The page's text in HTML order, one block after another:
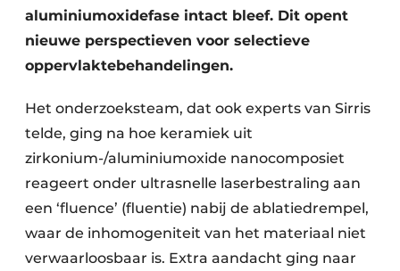
aluminiumoxidefase intact bleef. Dit opent
nieuwe perspectieven voor selectieve
oppervlaktebehandelingen.
Het onderzoeksteam, dat ook experts van Sirris
telde, ging na hoe keramiek uit
zirkonium-/aluminiumoxide nanocomposiet
reageert onder ultrasnelle laserbestraling aan
een ‘fluence’ (fluentie) nabij de ablatie­drempel,
waar de inhomo­geniteit van het materiaal niet
verwaar­loos­baar is. Extra aan­dacht ging naar